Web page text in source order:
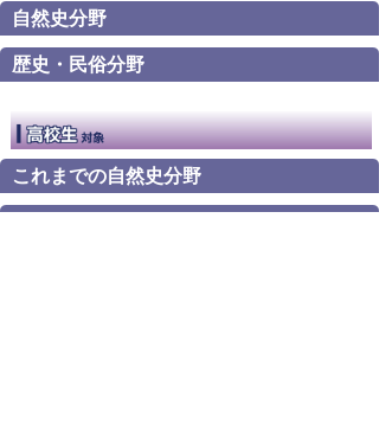
自然史分野
歴史・民俗分野
これまでの自然史分野